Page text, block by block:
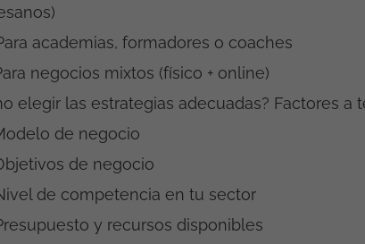
academias, formadores o coaches
negocios mixtos (físico + online)
elegir las estrategias adecuadas? Factores a
de negocio
de negocio
de competencia en tu sector
y recursos disponibles